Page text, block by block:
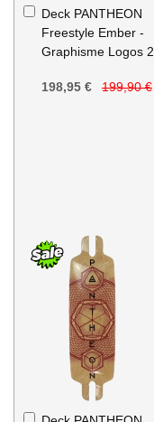
Deck PANTHEON
Freestyle Ember -
Graphisme Logos 2
198,95 € 199,90 €
Ajouter
au
panier
Ajouter